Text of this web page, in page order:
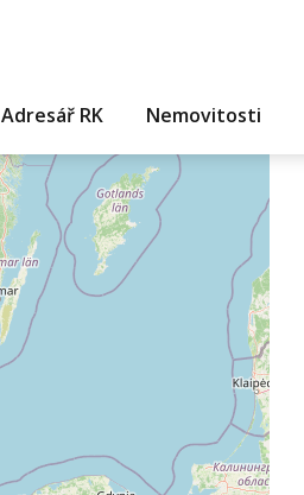
Adresář RK Nemovitosti